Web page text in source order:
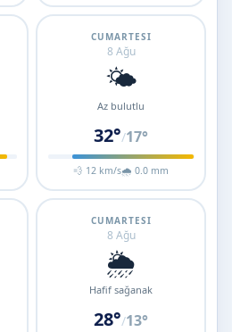
CUMARTESI
8 Ağu
🌤️
Az bulutlu
32°/17°
💨 12 km/s🌧 0.0 mm
CUMARTESI
8 Ağu
🌦️
Hafif sağanak
28°/13°